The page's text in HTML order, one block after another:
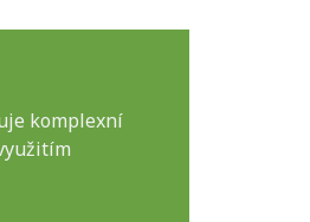
komplexní